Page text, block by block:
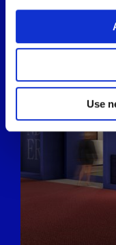
If you allow, we
Collect
location which
Identify your
specific
Find out more
and set your
We use cookies to
provide social
We also share
our social media,
Use